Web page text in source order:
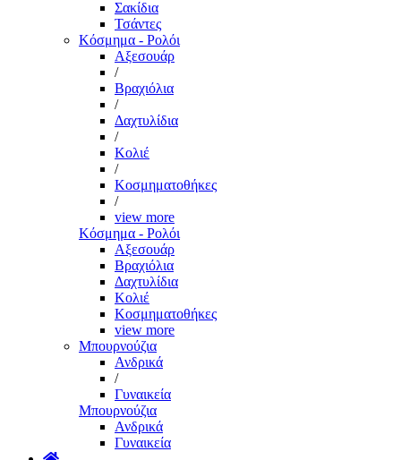
Σακίδια
Τσάντες
Κόσμημα - Ρολόι
Αξεσουάρ
/
Βραχιόλια
/
Δαχτυλίδια
/
Κολιέ
/
Κοσμηματοθήκες
/
view more
Κόσμημα - Ρολόι
Αξεσουάρ
Βραχιόλια
Δαχτυλίδια
Κολιέ
Κοσμηματοθήκες
view more
Μπουρνούζια
Ανδρικά
/
Γυναικεία
Μπουρνούζια
Ανδρικά
Γυναικεία